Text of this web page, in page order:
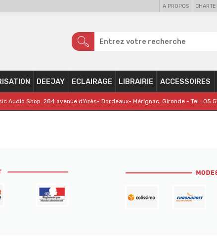
A PROPOS
DEEJAY ECLAIRAGE LIBRAIRIE ACCESSOIRES
Audio Shop. 284 avenue d'Arès- Bordeaux- Mérignac, Gironde - Tel :